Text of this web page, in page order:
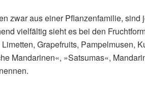
zwar aus einer Pflanzenfamilie,
vielfältig sieht es bei den
Grapefruits, Pampelmusen,
Mandarinen«, »Satsumas«,